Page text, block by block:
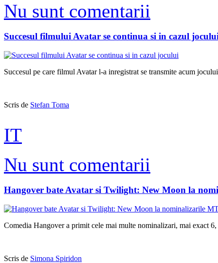
Nu sunt comentarii
Succesul filmului Avatar se continua si in cazul
Succesul pe care filmul Avatar l-a inregistrat se transmite acum
Scris de Stefan Toma
IT
Nu sunt comentarii
Hangover bate Avatar si Twilight: New Moon la
Comedia Hangover a primit cele mai multe nominalizari, mai exact
Scris de Simona Spiridon